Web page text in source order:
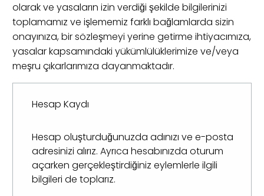
olarak ve yasaların izin verdiği şekilde bilgilerinizi
toplamamız ve işlememiz farklı bağlamlarda sizin
onayınıza, bir sözleşmeyi yerine getirme ihtiyacımıza,
yasalar kapsamındaki yükümlülüklerimize ve/veya
meşru çıkarlarımıza dayanmaktadır.
Hesap Kaydı
Hesap oluşturduğunuzda adınızı ve e-posta
adresinizi alırız. Ayrıca hesabınızda oturum
açarken gerçekleştirdiğiniz eylemlerle ilgili
bilgileri de toplarız.